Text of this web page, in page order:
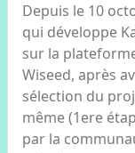
Depuis le 10
qui développe
sur la
Wiseed, après
sélection du
même (1ere
par la